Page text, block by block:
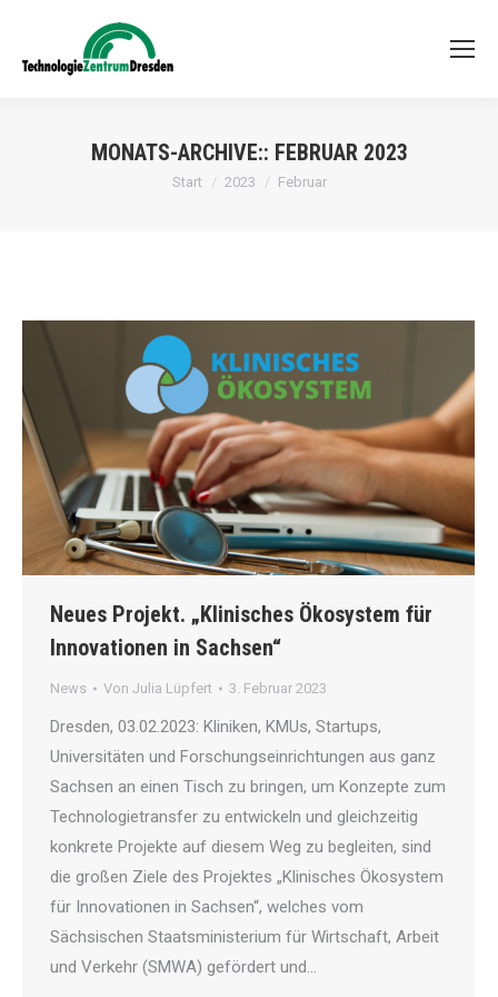
MONATS-ARCHIVE:: FEBRUAR 2023
Sie befinden sich hier:
Start 2023 Februar
Neues Projekt. „Klinisches Ökosystem für
Innovationen in Sachsen“
News Von Julia Lüpfert 3. Februar 2023
Dresden, 03.02.2023: Kliniken, KMUs, Startups,
Universitäten und Forschungseinrichtungen aus ganz
Sachsen an einen Tisch zu bringen, um Konzepte zum
Technologietransfer zu entwickeln und gleichzeitig
konkrete Projekte auf diesem Weg zu begleiten, sind
die großen Ziele des Projektes „Klinisches Ökosystem
für Innovationen in Sachsen“, welches vom
Sächsischen Staatsministerium für Wirtschaft, Arbeit
und Verkehr (SMWA) gefördert und…